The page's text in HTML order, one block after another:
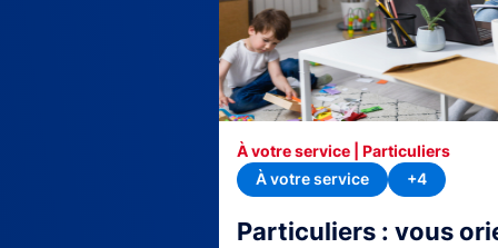
Particuliers : vous
À votre service | Particuliers
À votre service
+4